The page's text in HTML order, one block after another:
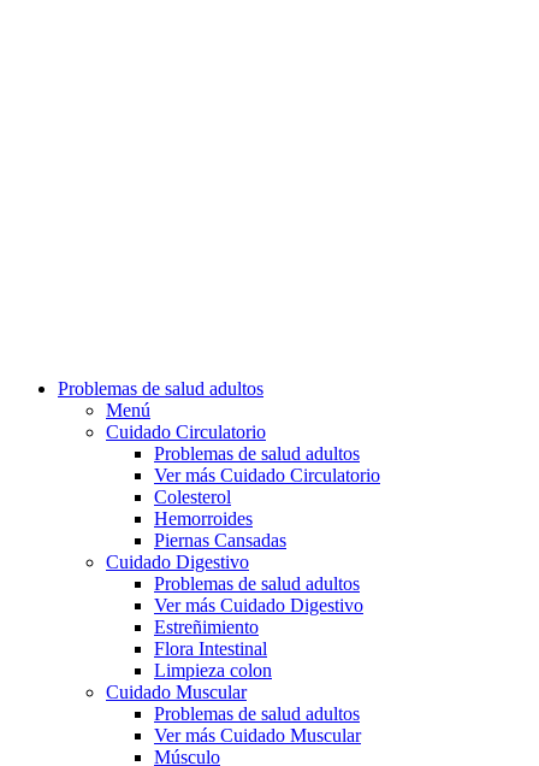
Problemas de salud adultos
Menú
Cuidado Circulatorio
Problemas de salud adultos
Ver más Cuidado Circulatorio
Colesterol
Hemorroides
Piernas Cansadas
Cuidado Digestivo
Problemas de salud adultos
Ver más Cuidado Digestivo
Estreñimiento
Flora Intestinal
Limpieza colon
Cuidado Muscular
Problemas de salud adultos
Ver más Cuidado Muscular
Músculo